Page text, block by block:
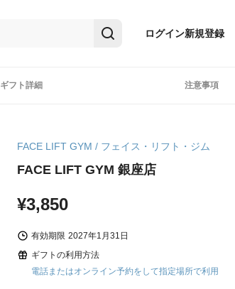
ログイン新規登録
ギフト詳細 注意事項
FACE LIFT GYM / フェイス・リフト・ジム
FACE LIFT GYM 銀座店
¥3,850
有効期限 2027年1月31日
ギフトの利用方法
電話またはオンライン予約をして指定場所で利用